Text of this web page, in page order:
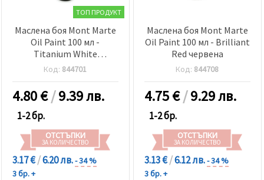
ТОП ПРОДУКТ
Маслена боя Mont Marte
Oil Paint 100 мл -
Titanium White
титаново бяла
Код: 844701
4.80€/9.39 лв.
1-2 бр.
ОТСТЪПКИ
ЗА КОЛИЧЕСТВО
3.17 €/6.20 лв.- 34 %
3 бр. +
Маслена боя Mont Marte
Oil Paint 100 мл - Brilliant
Red червена
Код: 844708
4.75€/9.29 лв.
1-2 бр.
ОТСТЪПКИ
ЗА КОЛИЧЕСТВО
3.13 €/6.12 лв.- 34 %
3 бр. +